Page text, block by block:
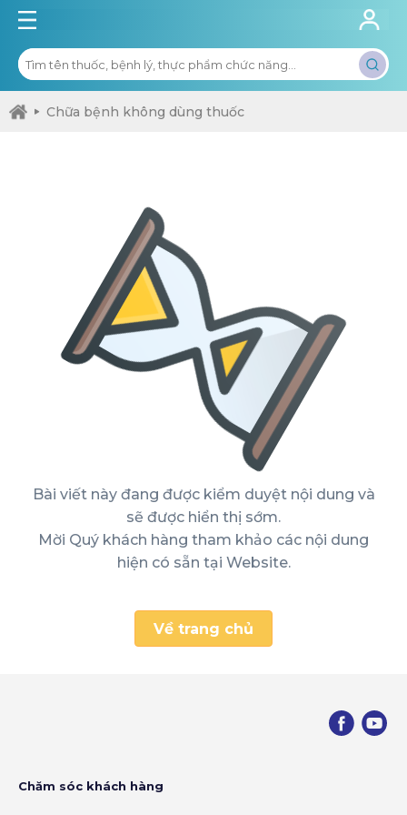
Chữa bệnh không dùng thuốc
Bài viết này đang được kiểm duyệt nội dung và
sẽ được hiển thị sớm.
Mời Quý khách hàng tham khảo các nội dung
hiện có sẵn tại Website.
Về trang chủ
Chăm sóc khách hàng